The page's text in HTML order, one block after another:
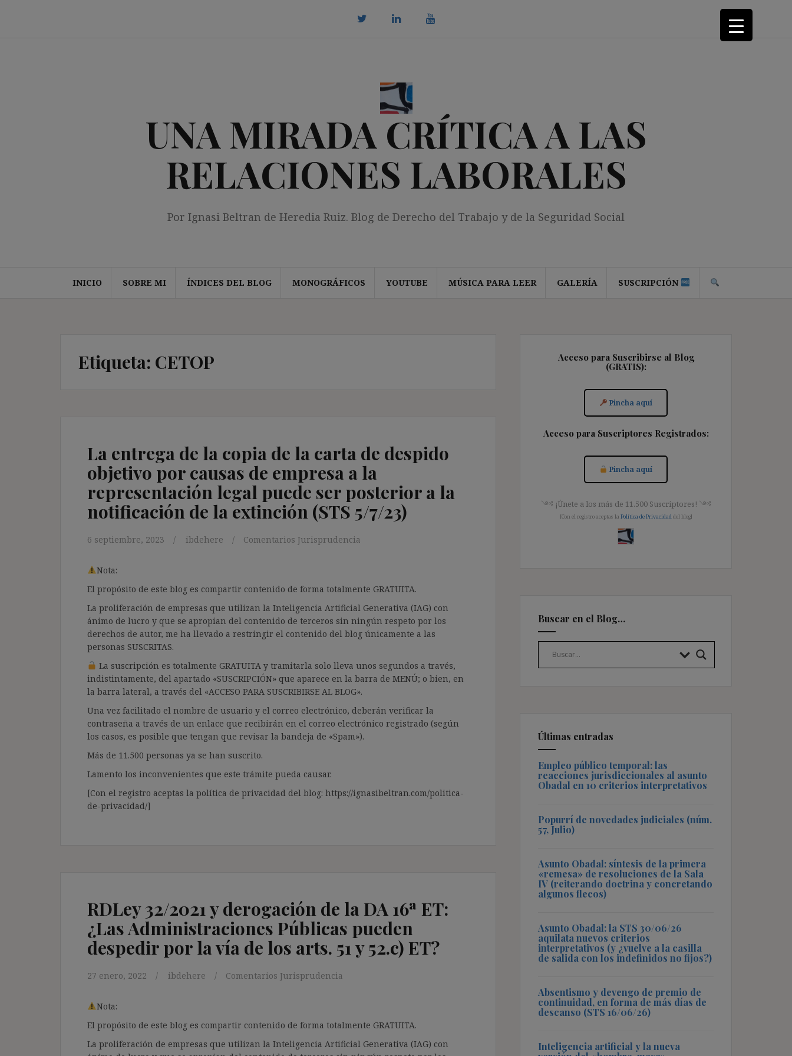
UNA MIRADA CRÍTICA A LAS
RELACIONES LABORALES
Por Ignasi Beltran de Heredia Ruiz. Blog de Derecho del Trabajo y de la Seguridad Social
INICIO SOBRE MI ÍNDICES DEL BLOG MONOGRÁFICOS YOUTUBE MÚSICA PARA LEER GALERÍA SUSCRIPCIÓN
Etiqueta: CETOP
La entrega de la copia de la carta de despido
objetivo por causas de empresa a la
representación legal puede ser posterior a la
notificación de la extinción (STS 5/7/23)
6 septiembre, 2023 ibdehere Comentarios Jurisprudencia
Nota:
El propósito de este blog es compartir contenido de forma totalmente GRATUITA.
La proliferación de empresas que utilizan la Inteligencia Artificial Generativa (IAG) con
ánimo de lucro y que se apropian del contenido de terceros sin ningún respeto por los
derechos de autor, me ha llevado a restringir el contenido del blog únicamente a las
personas SUSCRITAS.
La suscripción es totalmente GRATUITA y tramitarla solo lleva unos segundos a través,
indistintamente, del apartado «SUSCRIPCIÓN» que aparece en la barra de MENÚ; o bien, en
la barra lateral, a través del «ACCESO PARA SUSCRIBIRSE AL BLOG».
Una vez facilitado el nombre de usuario y el correo electrónico, deberán verificar la
contraseña a través de un enlace que recibirán en el correo electrónico registrado (según
los casos, es posible que tengan que revisar la bandeja de «Spam»).
Más de 11.500 personas ya se han suscrito.
Lamento los inconvenientes que este trámite pueda causar.
[Con el registro aceptas la política de privacidad del blog: https://ignasibeltran.com/politica-
de-privacidad/]
RDLey 32/2021 y derogación de la DA 16ª ET:
¿Las Administraciones Públicas pueden
despedir por la vía de los arts. 51 y 52.c) ET?
27 enero, 2022 ibdehere Comentarios Jurisprudencia
Nota:
El propósito de este blog es compartir contenido de forma totalmente GRATUITA.
La proliferación de empresas que utilizan la Inteligencia Artificial Generativa (IAG) con
Acceso para Suscribirse al Blog
(GRATIS):
Pincha aquí
Acceso para Suscriptores Registrados:
Pincha aquí
༺ ¡Únete a los más de 11.500 Suscriptores! ༺
[Con el registro aceptas la Política de Privacidad del blog]
Buscar en el Blog…
Últimas entradas
Empleo público temporal: las
reacciones jurisdiccionales al asunto
Obadal en 10 criterios interpretativos
Popurrí de novedades judiciales (núm.
57, Julio)
Asunto Obadal: síntesis de la primera
«remesa» de resoluciones de la Sala
IV (reiterando doctrina y concretando
algunos flecos)
Asunto Obadal: la STS 30/06/26
aquilata nuevos criterios
interpretativos (y ¿vuelve a la casilla
de salida con los indefinidos no fijos?)
Absentismo y devengo de premio de
continuidad, en forma de más días de
descanso (STS 16/06/26)
Inteligencia artificial y la nueva